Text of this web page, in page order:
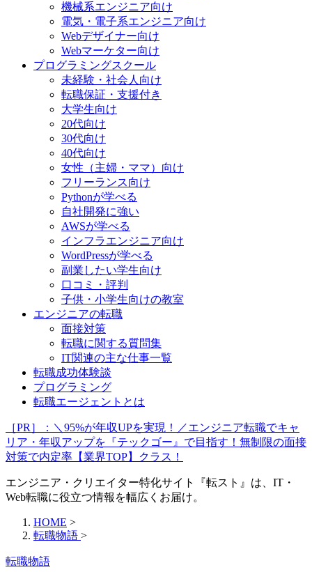
機械系エンジニア向け
電気・電子系エンジニア向け
Webデザイナー向け
Webマーケター向け
プログラミングスクール
未経験・社会人向け
転職保証・支援付き
大学生向け
20代向け
30代向け
40代向け
女性（主婦・ママ）向け
フリーランス向け
Pythonが学べる
自社開発に強い
AWSが学べる
インフラエンジニア向け
WordPressが学べる
副業したい学生向け
口コミ・評判
子供・小学生向けの教室
エンジニアの転職
面接対策
転職に関する質問集
IT関連の主な仕事一覧
転職成功体験談
プログラミング
転職エージェントとは
［PR］：＼95%が年収UPを実現！／エンジニア転職でキャ
リア・年収アップを『テックゴー』で目指す！無制限の面接
対策で内定率【業界TOP】クラス！
エンジニア・クリエイター特化サイト『転スト』は、IT・
Web転職に役立つ情報を幅広くお届け。
HOME >
転職物語 >
転職物語